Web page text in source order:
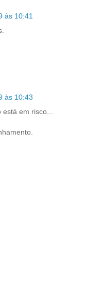
às 10:41
às 10:43
em risco...